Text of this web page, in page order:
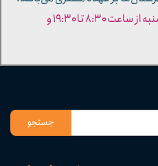
جستجو
- ساعات کاری فروشگاه: شنبه تا چهارشنبه از ساعت ۸:۳۰ تا ۱۹:۳۰ و